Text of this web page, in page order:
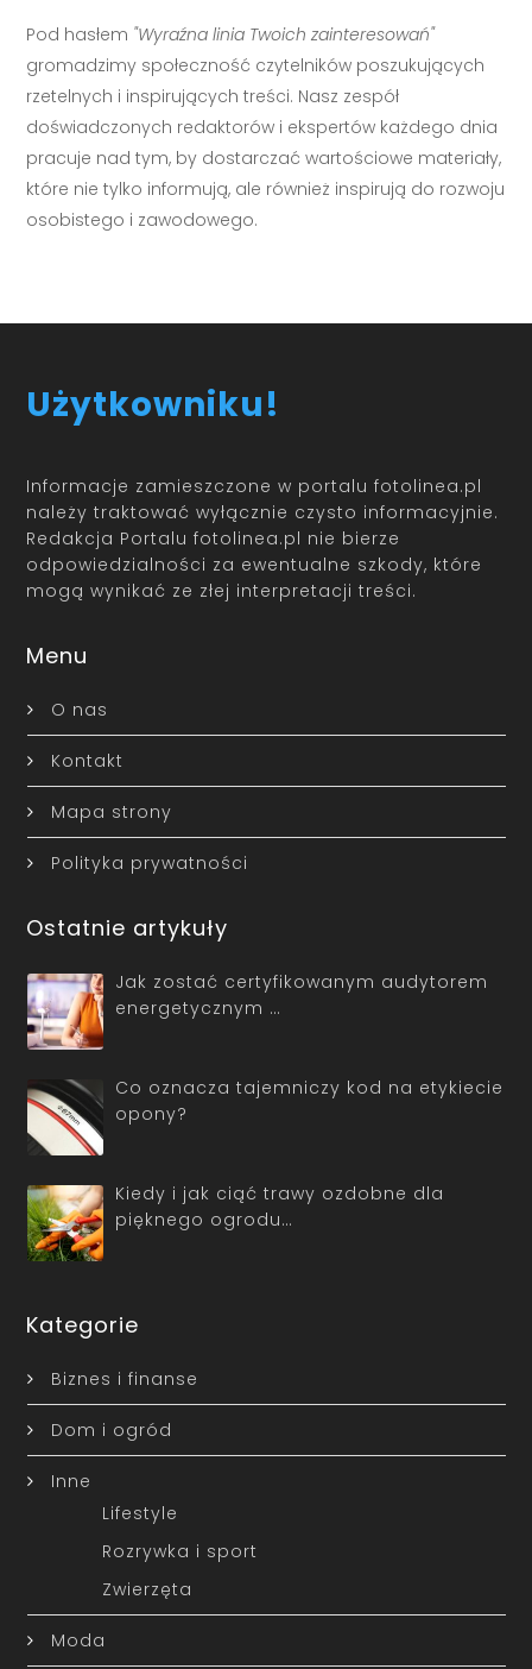
Pod hasłem "Wyraźna linia Twoich zainteresowań"
gromadzimy społeczność czytelników poszukujących
rzetelnych i inspirujących treści. Nasz zespół
doświadczonych redaktorów i ekspertów każdego dnia
pracuje nad tym, by dostarczać wartościowe materiały,
które nie tylko informują, ale również inspirują do rozwoju
osobistego i zawodowego.
Użytkowniku!
Informacje zamieszczone w portalu fotolinea.pl
należy traktować wyłącznie czysto informacyjnie.
Redakcja Portalu fotolinea.pl nie bierze
odpowiedzialności za ewentualne szkody, które
mogą wynikać ze złej interpretacji treści.
Menu
O nas
Kontakt
Mapa strony
Polityka prywatności
Ostatnie artykuły
Jak zostać certyfikowanym audytorem
energetycznym …
Co oznacza tajemniczy kod na etykiecie
opony?
Kiedy i jak ciąć trawy ozdobne dla
pięknego ogrodu…
Kategorie
Biznes i finanse
Dom i ogród
Inne
Lifestyle
Rozrywka i sport
Zwierzęta
Moda